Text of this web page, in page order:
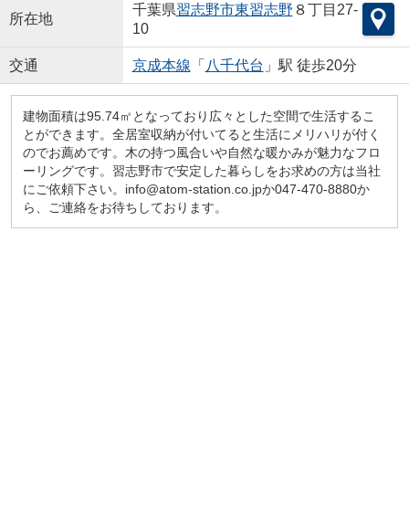
所在地
千葉県習志野市東習志野 ８丁目27-
10
交通 京成本線 「 八千代台 」駅 徒歩20分
建物面積は95.74㎡となっており広々とした空間で生活するこ
とができます。全居室収納が付いてると生活にメリハリが付く
のでお薦めです。木の持つ風合いや自然な暖かみが魅力なフロ
ーリングです。習志野市で安定した暮らしをお求めの方は当社
にご依頼下さい。info@atom-station.co.jpか047-470-8880か
ら、ご連絡をお待ちしております。